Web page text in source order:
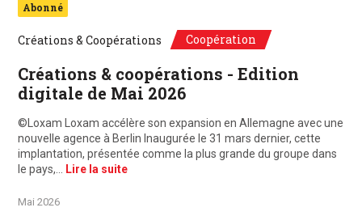
Abonné
Créations & Coopérations Coopération
Créations & coopérations - Edition
digitale de Mai 2026
©Loxam Loxam accélère son expansion en Allemagne avec une
nouvelle agence à Berlin Inaugurée le 31 mars dernier, cette
implantation, présentée comme la plus grande du groupe dans
le pays,…
Lire la suite
Mai 2026